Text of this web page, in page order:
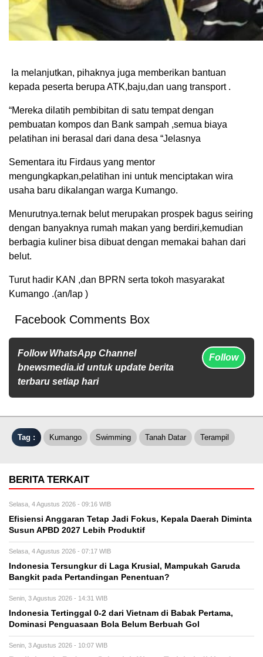
Ia melanjutkan, pihaknya juga memberikan bantuan
kepada peserta berupa ATK,baju,dan uang transport .
“Mereka dilatih pembibitan di satu tempat dengan
pembuatan kompos dan Bank sampah ,semua biaya
pelatihan ini berasal dari dana desa “Jelasnya
Sementara itu Firdaus yang mentor
mengungkapkan,pelatihan ini untuk menciptakan wira
usaha baru dikalangan warga Kumango.
Menurutnya.ternak belut merupakan prospek bagus seiring
dengan banyaknya rumah makan yang berdiri,kemudian
berbagia kuliner bisa dibuat dengan memakai bahan dari
belut.
Turut hadir KAN ,dan BPRN serta tokoh masyarakat
Kumango .(an/lap )
Facebook Comments Box
Follow WhatsApp Channel
bnewsmedia.id untuk update berita
terbaru setiap hari
Follow
Tag : Kumango Swimming Tanah Datar Terampil
BERITA TERKAIT
Selasa, 4 Agustus 2026 - 09:16 WIB
Efisiensi Anggaran Tetap Jadi Fokus, Kepala Daerah Diminta
Susun APBD 2027 Lebih Produktif
Selasa, 4 Agustus 2026 - 07:17 WIB
Indonesia Tersungkur di Laga Krusial, Mampukah Garuda
Bangkit pada Pertandingan Penentuan?
Senin, 3 Agustus 2026 - 14:31 WIB
Indonesia Tertinggal 0-2 dari Vietnam di Babak Pertama,
Dominasi Penguasaan Bola Belum Berbuah Gol
Senin, 3 Agustus 2026 - 10:07 WIB